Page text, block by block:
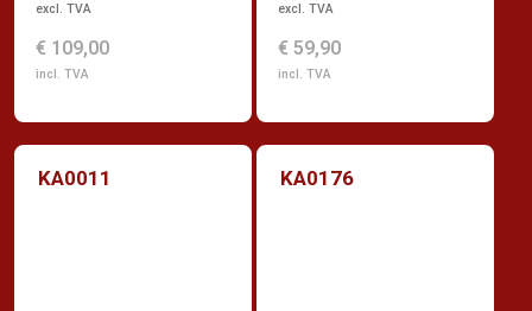
excl. TVA
€ 109,00
incl. TVA
excl. TVA
€ 59,90
incl. TVA
KA0011 KA0176